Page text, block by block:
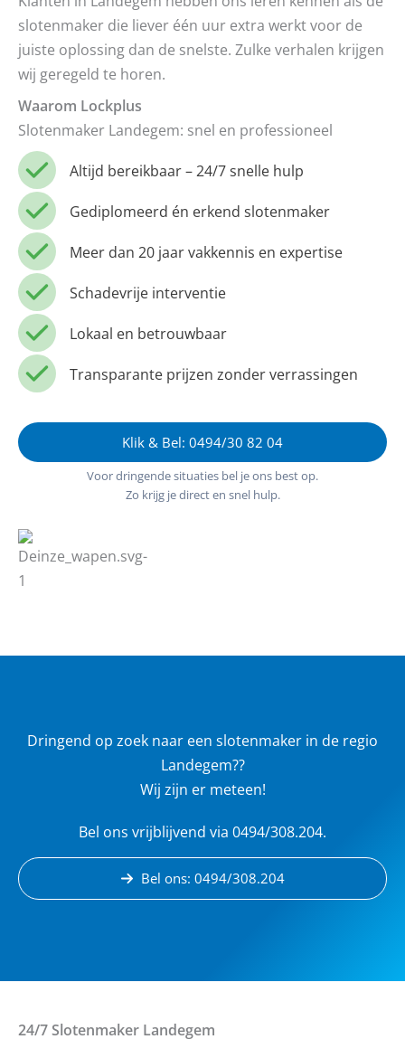
slotenmaker die liever één uur extra werkt voor de
juiste oplossing dan de snelste. Zulke verhalen krijgen
wij geregeld te horen.
Waarom Lockplus
Slotenmaker Landegem: snel en professioneel
Altijd bereikbaar – 24/7 snelle hulp
Gediplomeerd én erkend slotenmaker
Meer dan 20 jaar vakkennis en expertise
Schadevrije interventie
Lokaal en betrouwbaar
Transparante prijzen zonder verrassingen
Klik & Bel: 0494/30 82 04
Voor dringende situaties bel je ons best op.
Zo krijg je direct en snel hulp.
Dringend op zoek naar een slotenmaker in de regio
Landegem??
Wij zijn er meteen!
Bel ons vrijblijvend via 0494/308.204.
Bel ons: 0494/308.204
24/7 Slotenmaker Landegem